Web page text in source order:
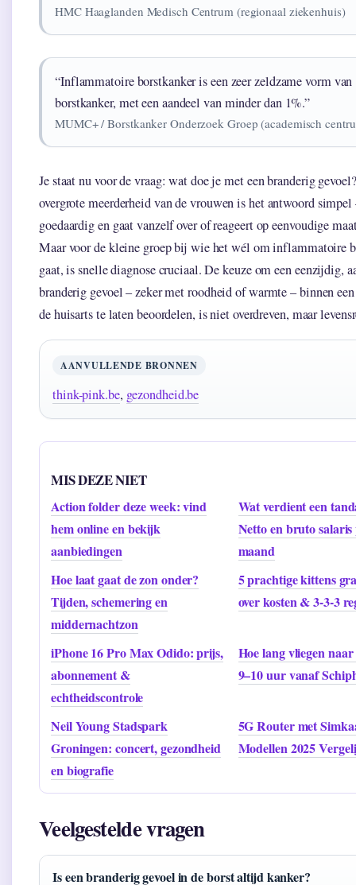
HMC Haaglanden Medisch Centrum (regionaal ziekenhuis)
“Inflammatoire borstkanker is een zeer zeldzame vorm van
borstkanker, met een aandeel van minder dan 1%.”
MUMC+ / Borstkanker Onderzoek Groep (academisch
Je staat nu voor de vraag: wat doe je met een branderig
overgrote meerderheid van de vrouwen is het antwoord simpel
goedaardig en gaat vanzelf over of reageert op eenvoudige
Maar voor de kleine groep bij wie het wél om inflammatoire
gaat, is snelle diagnose cruciaal. De keuze om een eenzijdig,
branderig gevoel – zeker met roodheid of warmte – binnen
de huisarts te laten beoordelen, is niet overdreven, maar
AANVULLENDE BRONNEN
think-pink.be, gezondheid.be
MIS DEZE NIET
Action folder deze week: vind
hem online en bekijk
aanbiedingen
Wat verdient een
Netto en bruto
maand
Hoe laat gaat de zon onder?
Tijden, schemering en
middernachtzon
5 prachtige kittens
over kosten & 3-3-3
iPhone 16 Pro Max Odido: prijs,
abonnement &
echtheidscontrole
Hoe lang vliegen
9–10 uur vanaf
Neil Young Stadspark
Groningen: concert, gezondheid
en biografie
5G Router met
Modellen 2025
Veelgestelde vragen
Is een branderig gevoel in de borst altijd kanker?